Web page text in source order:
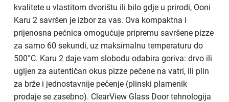
kvalitete u vlastitom dvorištu ili bilo gdje u prirodi, Ooni
Karu 2 savršen je izbor za vas. Ova kompaktna i
prijenosna pećnica omogućuje pripremu savršene pizze
za samo 60 sekundi, uz maksimalnu temperaturu do
500°C. Karu 2 daje vam slobodu odabira goriva: drvo ili
ugljen za autentičan okus pizze pečene na vatri, ili plin
za brže i jednostavnije pečenje (plinski plamenik
prodaje se zasebno). ClearView Glass Door tehnologija